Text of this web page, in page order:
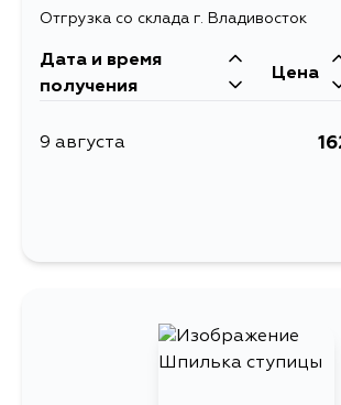
Отгрузка со склада г. Владивосток
Дата и время
получения
Цена
9 августа